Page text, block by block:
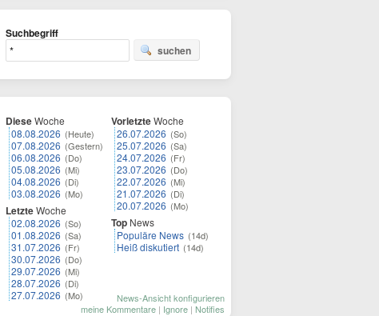
Suchbegriff
suchen
DieseWoche
08.08.2026 (Heute)
07.08.2026 (Gestern)
06.08.2026 (Do)
05.08.2026 (Mi)
04.08.2026 (Di)
03.08.2026 (Mo)
LetzteWoche
02.08.2026 (So)
01.08.2026 (Sa)
31.07.2026 (Fr)
30.07.2026 (Do)
29.07.2026 (Mi)
28.07.2026 (Di)
27.07.2026 (Mo)
VorletzteWoche
26.07.2026 (So)
25.07.2026 (Sa)
24.07.2026 (Fr)
23.07.2026 (Do)
22.07.2026 (Mi)
21.07.2026 (Di)
20.07.2026 (Mo)
Top News
Populäre News (14d)
Heiß diskutiert (14d)
News-Ansicht konfigurieren
meine Kommentare | Ignore | Notifies